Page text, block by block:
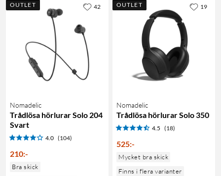
OUTLET
Nomadelic
Trådlösa hörlurar Solo 204
Svart
4.0 (104)
210:-
Bra skick
42 OUTLET
Nomadelic
Trådlösa hörlurar Solo 350
4.5 (18)
525:-
Mycket bra skick
Finns i flera varianter
19